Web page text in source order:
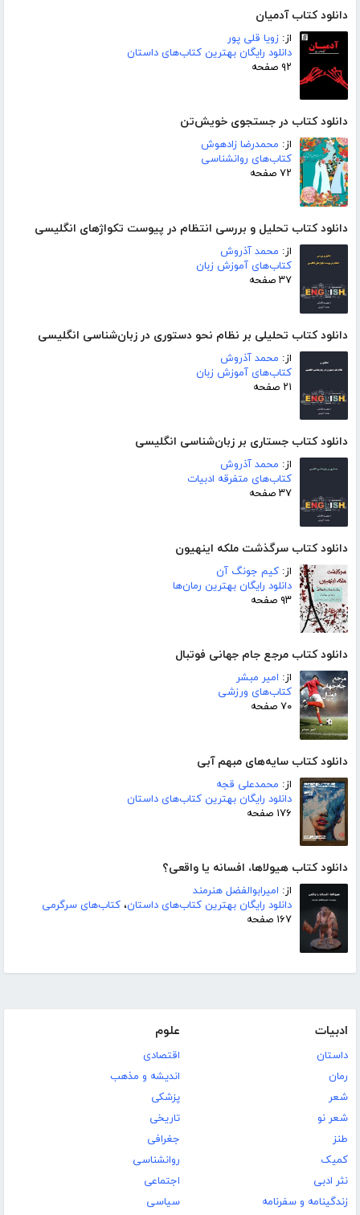
دانلود کتاب آدمیان
از: زویا قلی پور
دانلود رایگان بهترین کتاب‌های داستان
۹۲ صفحه
دانلود کتاب در جستجوی خویش‌تن
از: محمدرضا زادهوش
کتاب‌های روانشناسی
۷۲ صفحه
دانلود کتاب تحلیل و بررسی انتظام در پیوست تکواژهای انگلیسی
از: محمد آذروش
کتاب‌های آموزش زبان
۳۷ صفحه
دانلود کتاب تحلیلی بر نظام نحو دستوری در زبان‌شناسی انگلیسی
از: محمد آذروش
کتاب‌های آموزش زبان
۲۱ صفحه
دانلود کتاب جستاری بر زبان‌شناسی انگلیسی
از: محمد آذروش
کتاب‌های متفرقه ادبیات
۳۷ صفحه
دانلود کتاب سرگذشت ملکه اینهیون
از: کیم جونگ آن
دانلود رایگان بهترین رمان‌ها
۹۳ صفحه
دانلود کتاب مرجع جام جهانی فوتبال
از: امیر مبشر
کتاب‌های ورزشی
۷۰ صفحه
دانلود کتاب سایه‌های مبهم آبی
از: محمدعلی قجه
دانلود رایگان بهترین کتاب‌های داستان
۱۷۶ صفحه
دانلود کتاب هیولاها، افسانه یا واقعی؟
از: امیرابوالفضل هنرمند
دانلود رایگان بهترین کتاب‌های داستان، کتاب‌های سرگرمی
۱۶۷ صفحه
ادبیات
داستان
رمان
شعر
شعر نو
طنز
کمیک
نثر ادبی
زندگینامه و سفرنامه
علوم
اقتصادی
اندیشه و مذهب
پزشکی
تاریخی
جغرافی
روانشناسی
اجتماعی
سیاسی